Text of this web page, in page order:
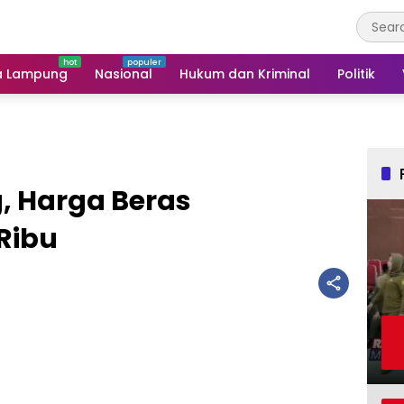
Lampung Nasional Hukum dan Kriminal Politik
Harga Beras